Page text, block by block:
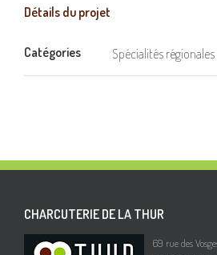
Détails du projet
Catégories Spécialités régionales
CHARCUTERIE DE LA THUR
69 rue des